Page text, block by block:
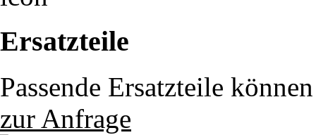
Ersatzteile
Passende Ersatzteile
zur Anfrage